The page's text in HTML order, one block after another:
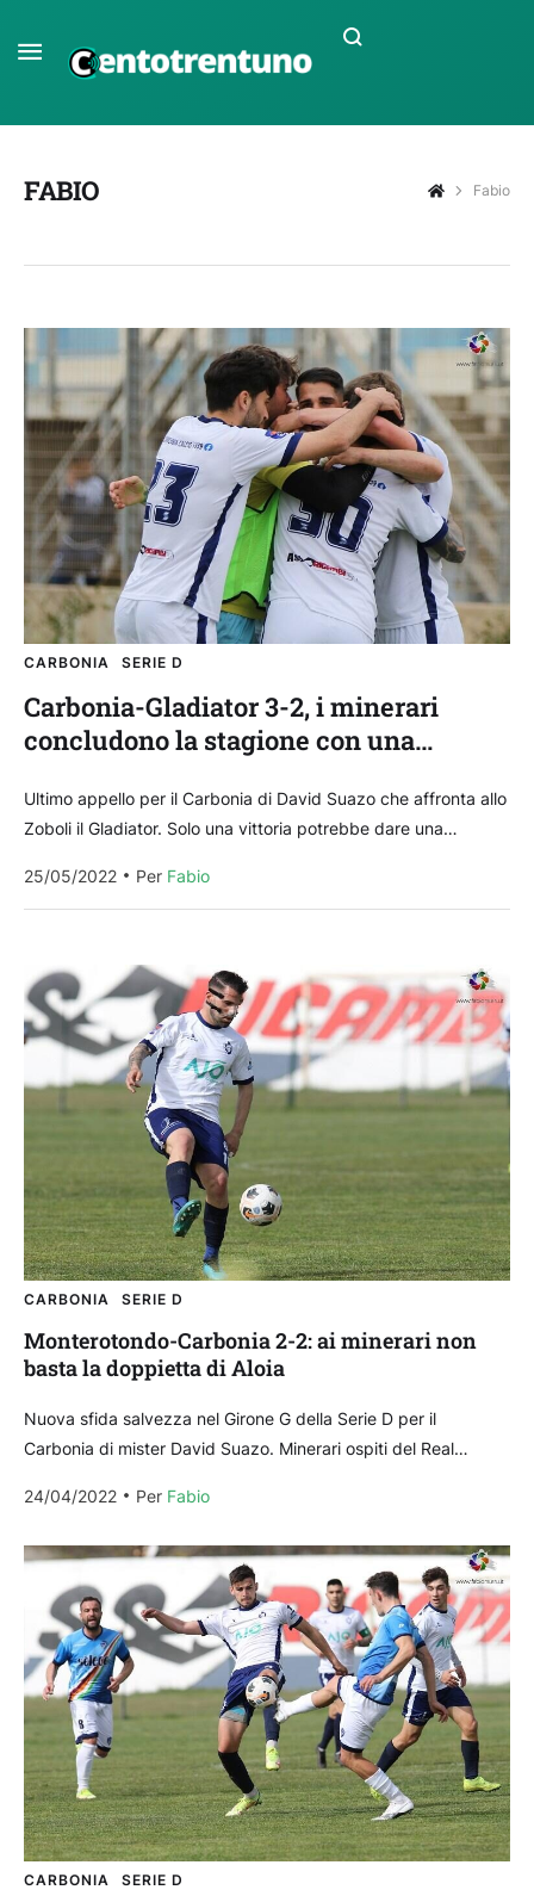
FABIO Fabio
CARBONIA SERIE D
Carbonia-Gladiator 3-2, i minerari
concludono la stagione con una
Ultimo appello per il Carbonia di David Suazo che affronta allo
Zoboli il Gladiator. Solo una vittoria potrebbe dare una
25/05/2022
Per Fabio
CARBONIA SERIE D
Monterotondo-Carbonia 2-2: ai minerari non
basta la doppietta di Aloia
Nuova sfida salvezza nel Girone G della Serie D per il
Carbonia di mister David Suazo. Minerari ospiti del Real
24/04/2022
Per Fabio
CARBONIA SERIE D